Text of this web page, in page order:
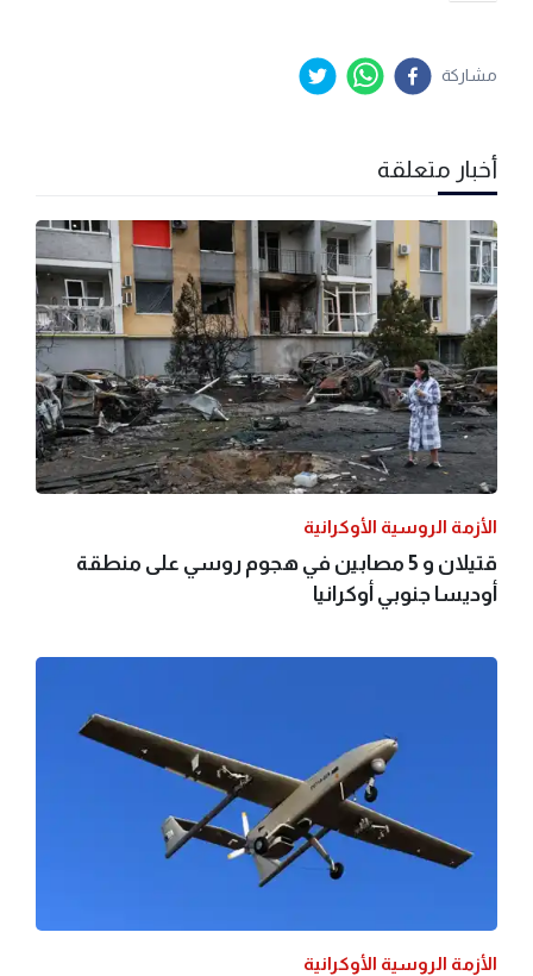
مشاركة
أخبار متعلقة
الأزمة الروسية الأوكرانية
قتيلان و 5 مصابين في هجوم روسي على منطقة
أوديسا جنوبي أوكرانيا
الأزمة الروسية الأوكرانية